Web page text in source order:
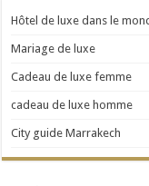
Hôtel de luxe dans le
Mariage de luxe
Cadeau de luxe femme
cadeau de luxe homme
City guide Marrakech